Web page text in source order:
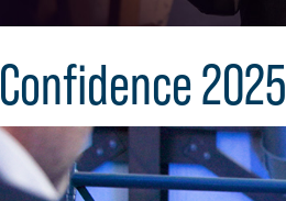
Confidence 2025